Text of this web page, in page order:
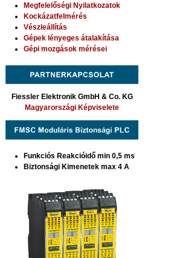
Megfelelőségi Nyilatkozatok
Kockázatfelmérés
Vészleállítás
Gépek lényeges átalakítása
Gépi mozgások mérései
Fiessler Elektronik GmbH & Co. KG
Magyarországi Képviselete
Funkciós Reakcióidő min 0,5 ms
Biztonsági Kimenetek max 4 A